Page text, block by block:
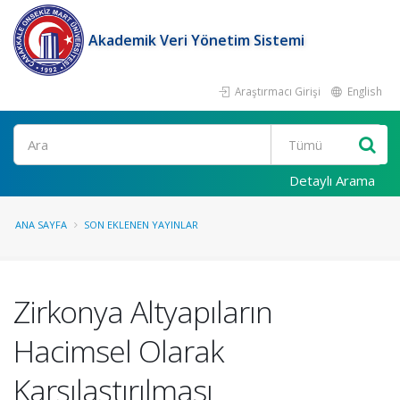
Akademik Veri Yönetim Sistemi
Araştırmacı Girişi English
Ara
Detaylı Arama
ANA SAYFA SON EKLENEN YAYINLAR
Zirkonya Altyapıların
Hacimsel Olarak
Karşılaştırılması